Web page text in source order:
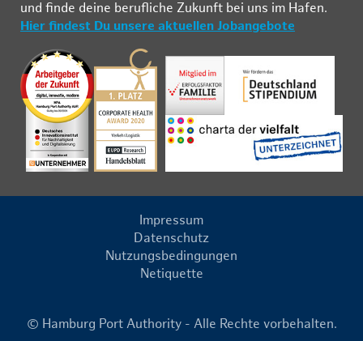
und fin­de deine be­ruf­li­che Zu­kunft bei uns im Ha­fen.
Hier findest Du unsere aktuellen Jobangebote
Impressum
Datenschutz
Nutzungsbedingungen
Netiquette
© Hamburg Port Authority - Alle Rechte vorbehalten.